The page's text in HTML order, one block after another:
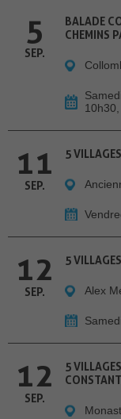
5
SEP.
BALADE
CHEMINS
11
SEP.
5
12
SEP.
5
Alex
12
SEP.
5